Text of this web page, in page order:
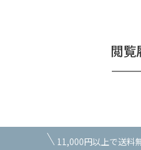
閲覧
11,000円以上で送料